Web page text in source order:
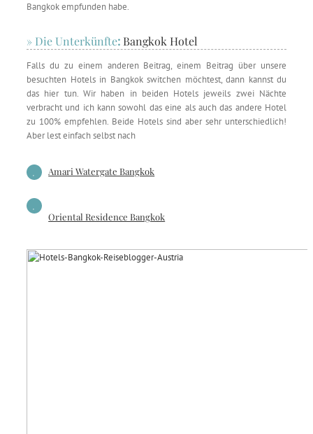
Bangkok empfunden habe.
» Die Unterkünfte: Bangkok Hotel
Falls du zu einem anderen Beitrag, einem Beitrag über unsere
besuchten Hotels in Bangkok switchen möchtest, dann kannst du
das hier tun. Wir haben in beiden Hotels jeweils zwei Nächte
verbracht und ich kann sowohl das eine als auch das andere Hotel
zu 100% empfehlen. Beide Hotels sind aber sehr unterschiedlich!
Aber lest einfach selbst nach
Amari Watergate Bangkok
Oriental Residence Bangkok